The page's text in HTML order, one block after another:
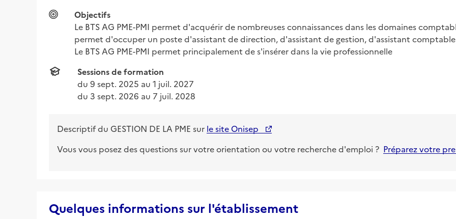
Objectifs
Le BTS AG PME-PMI permet d'acquérir de nombreuses connaissances dans les domaines
permet d'occuper un poste d'assistant de direction, d'assistant de gestion, d'assistant
Le BTS AG PME-PMI permet principalement de s'insérer dans la vie professionnelle
Sessions de formation
du 9 sept. 2025 au 1 juil. 2027
du 3 sept. 2026 au 7 juil. 2028
Descriptif du GESTION DE LA PME sur le site Onisep
Vous vous posez des questions sur votre orientation ou votre recherche d'emploi ? Préparez votre
Quelques informations sur l'établissement